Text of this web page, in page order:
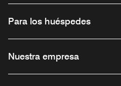
Para los huéspedes
Nuestra empresa